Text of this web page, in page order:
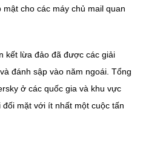
cho các máy chủ mail quan
kết lừa đảo đã được các giải
đánh sập vào năm ngoái. Tổng
ở các quốc gia và khu vực
mặt với ít nhất một cuộc tấn